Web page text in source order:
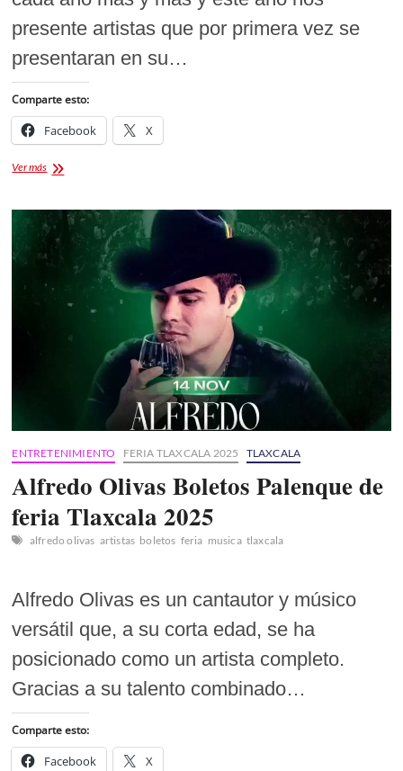
presente artistas que por primera vez se
presentaran en su…
Comparte esto:
Facebook X
Ver másJorge
Josi
Cuen
Boletos
palenque
Tlaxcala
2025
ENTRETENIMIENTO FERIA TLAXCALA 2025 TLAXCALA
Alfredo Olivas Boletos Palenque de
feria Tlaxcala 2025
alfredo olivas artistas boletos feria musica tlaxcala
Alfredo Olivas es un cantautor y músico
versátil que, a su corta edad, se ha
posicionado como un artista completo.
Gracias a su talento combinado…
Comparte esto:
Facebook X